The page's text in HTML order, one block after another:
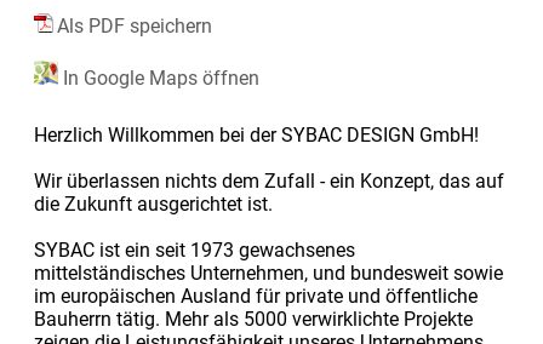
Als PDF speichern
In Google Maps öffnen
Herzlich Willkommen bei der SYBAC DESIGN GmbH!
Wir überlassen nichts dem Zufall - ein Konzept, das auf
die Zukunft ausgerichtet ist.
SYBAC ist ein seit 1973 gewachsenes
mittelständisches Unter­nehmen, und bundesweit sowie
im europäischen Ausland für private und öffentliche
Bauherrn tätig. Mehr als 5000 verwirklichte Projekte